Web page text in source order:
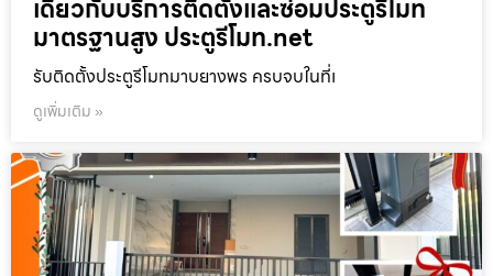
เดียวกับบริการติดตั้งและซ่อมประตูรีโมท
มาตรฐานสูง ประตูรีโมท.net
รับติดตั้งประตูรีโมทมาบยางพร ครบจบในที่เ
ดูเพิ่มเติม »